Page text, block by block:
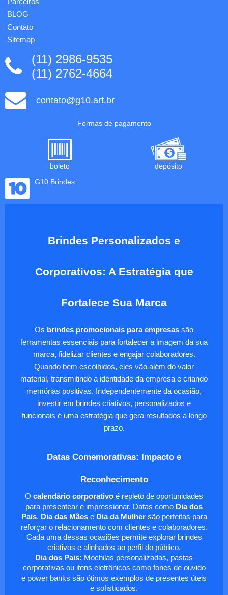
incl...
BLOG
Contato
Sitemap
(11) 2986-9535
(11) 2762-4664
contato@g10.art.br
Formas de pagamento
boleto
depósito
G10 Brindes
Brindes Personalizados e
Corporativos: A Estratégia que
Fortalece Sua Marca
Os brindes promocionais para empresas são
ferramentas essenciais para fortalecer a imagem da sua
marca, fidelizar clientes e engajar colaboradores.
Quando bem escolhidos, eles vão além do valor
material, transmitindo a identidade da empresa e criando
memórias positivas. Independentemente da ocasião,
investir em brindes criativos, personalizados e
funcionais é uma estratégia que gera resultados a longo
prazo.
Datas Comemorativas: Impacto e
Reconhecimento
O calendário corporativo é repleto de oportunidades
para presentear e impressionar. Datas como Dia dos
Pais, Dia das Mãese Dia da Mulhersão perfeitas para
reforçar o relacionamento com clientes e colaboradores.
Cada uma dessas ocasiões permite explorar brindes
criativos e alinhados ao perfil do público.
Dia dos Pais: Mochilas personalizadas, pastas
corporativas ou itens eletrônicos como fones de ouvido
e power banks são ótimos exemplos de presentes úteis
e sofisticados.